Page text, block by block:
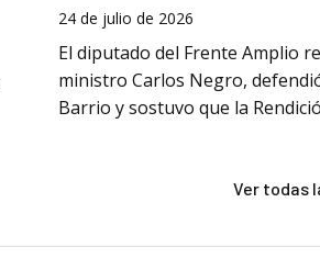
24 de julio de 2026
El diputado del Frente Amplio
ministro Carlos Negro,
Barrio y sostuvo que la
Ver todas